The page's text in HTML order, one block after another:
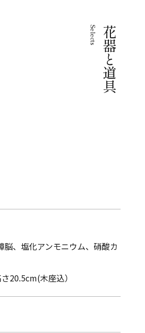
花器と道具
Selects
、塩化アンモニウム、硝酸カ
20.5cm(木座込）